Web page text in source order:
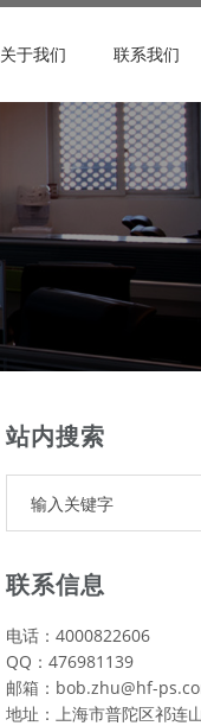
关于我们 联系我们
站内搜索
联系信息
电话：4000822606
QQ：476981139
邮箱：bob.zhu@hf-
地址：上海市普陀区祁连